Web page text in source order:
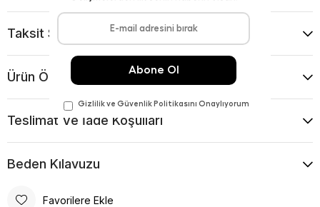
Taksit Seçenekleri
Ürün Önerileri
Teslimat Ve İade Koşulları
Beden Kılavuzu
Favorilere Ekle